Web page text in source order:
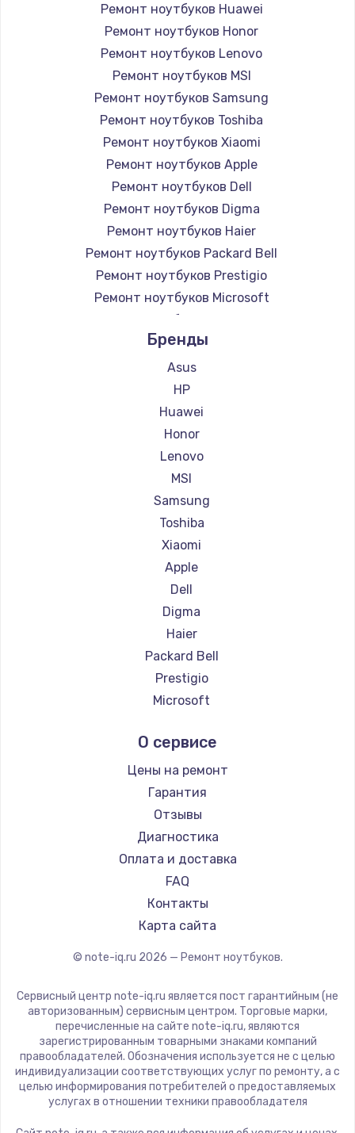
Ремонт ноутбуков Huawei
Ремонт ноутбуков Honor
Ремонт ноутбуков Lenovo
Ремонт ноутбуков MSI
Ремонт ноутбуков Samsung
Ремонт ноутбуков Toshiba
Ремонт ноутбуков Xiaomi
Ремонт ноутбуков Apple
Ремонт ноутбуков Dell
Ремонт ноутбуков Digma
Ремонт ноутбуков Haier
Ремонт ноутбуков Packard Bell
Ремонт ноутбуков Prestigio
Ремонт ноутбуков Microsoft
Ремонт ноутбуков Alienware
Ремонт ноутбуков Aquarius
Ремонт ноутбуков Gigabyte
Ремонт ноутбуков Aorus
Ремонт ноутбуков Maibenben
Ремонт ноутбуков Getac
Ремонт ноутбуков Epson
Ремонт ноутбуков Philips
Ремонт ноутбуков LG
Ремонт ноутбуков Panasonic
Ремонт ноутбуков Irbis
Ремонт ноутбуков Thunderobot
Ремонт ноутбуков Hasee
Ремонт ноутбуков ZTE
Ремонт ноутбуков Hiper
Ремонт ноутбуков Evga
Ремонт ноутбуков Google
Ремонт ноутбуков Echips
Ремонт ноутбуков Predator
Ремонт ноутбуков iru
Ремонт ноутбуков Machenike
Ремонт ноутбуков DEXP
Ремонт ноутбуков Teclast
Ремонт ноутбуков CHUWI
Ремонт ноутбуков Colorful
Бренды
Asus
HP
Huawei
Honor
Lenovo
MSI
Samsung
Toshiba
Xiaomi
Apple
Dell
Digma
Haier
Packard Bell
Prestigio
Microsoft
Aquarius
Gigabyte
Aorus
Maibenben
Getac
Epson
Philips
LG
Panasonic
ZTE
Hiper
Evga
Google
Echips
О сервисе
Цены на ремонт
Гарантия
Отзывы
Диагностика
Оплата и доставка
FAQ
Контакты
Карта сайта
© note-iq.ru 2026 — Ремонт ноутбуков.
Сервисный центр note-iq.ru является пост гарантийным (не
авторизованным) сервисным центром. Торговые марки,
перечисленные на сайте note-iq.ru, являются
зарегистрированным товарными знаками компаний
правообладателей. Обозначения используется не с целью
индивидуализации соответствующих услуг по ремонту, а с
целью информирования потребителей о предоставляемых
услугах в отношении техники правообладателя